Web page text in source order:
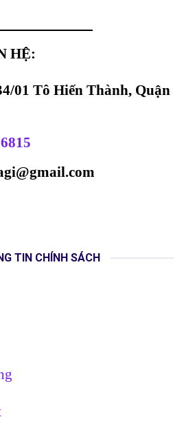
HỆ:
01 Tô Hiến Thành, Quận
TIN CHÍNH SÁCH